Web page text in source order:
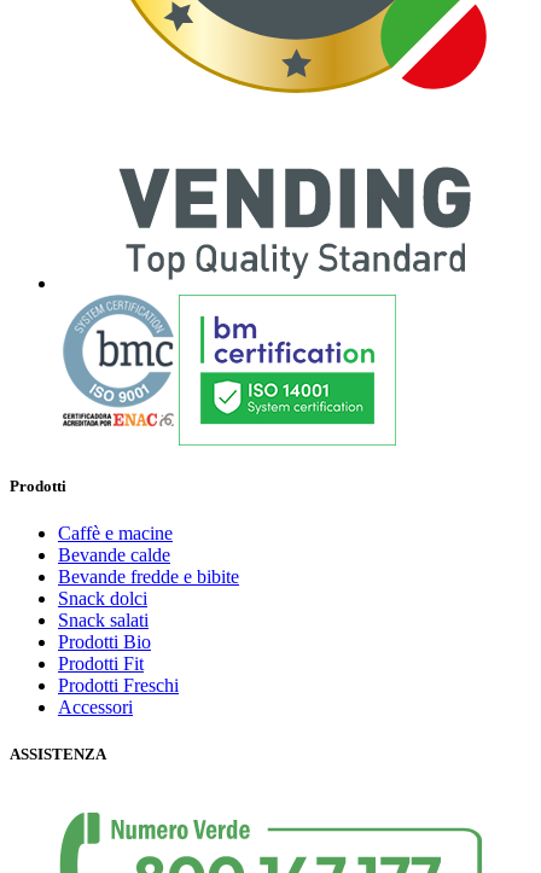
Prodotti
Caffè e macine
Bevande calde
Bevande fredde e bibite
Snack dolci
Snack salati
Prodotti Bio
Prodotti Fit
Prodotti Freschi
Accessori
ASSISTENZA